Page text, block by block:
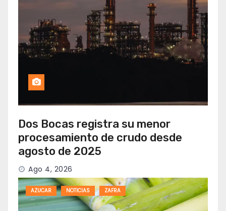
Dos Bocas registra su menor
procesamiento de crudo desde
agosto de 2025
Ago 4, 2026
AZUCAR NOTICIAS ZAFRA